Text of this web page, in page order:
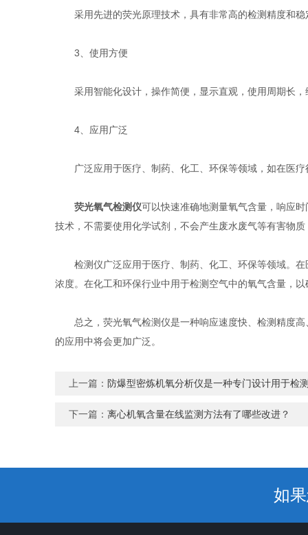
采用先进的荧光原理技术，具有非常高的检测精度和稳
3、使用方便
采用智能化设计，操作简便，显示直观，使用周期长，
4、应用广泛
广泛应用于医疗、制药、化工、环保等领域，如在医疗
荧光氧气检测仪可以快速准确地测量氧气含量，响应
技术，不需要使用化学试剂，不会产生废水废气等有害物
检测仪广泛应用于医疗、制药、化工、环保等领域。在
浓度。在化工和环保行业中用于检测空气中的氧气含量，
总之，荧光氧气检测仪是一种响应速度快、检测精度高
的应用中将会更加广泛。
上一篇： 防爆型密炼机氧分析仪是一种专门设计用于检
下一篇： 离心机氧含量在线监测方法有了哪些改进？
如